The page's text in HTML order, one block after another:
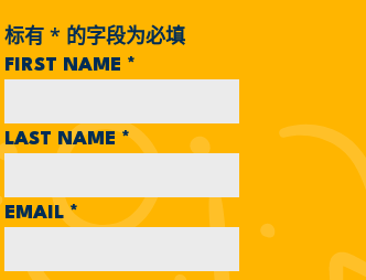
标有* 的字段为必填
FIRST NAME *
LAST NAME*
EMAIL*